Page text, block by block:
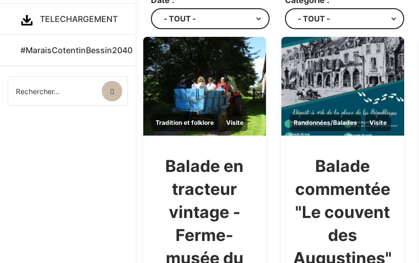
Tradition et folklore Visite
Balade en
tracteur
vintage -
Ferme-
musée du
Randonnées/Balades Visite
Balade
commentée
"Le couvent
des
Augustines"
TELECHARGEMENT
#MaraisCotentinBessin2040